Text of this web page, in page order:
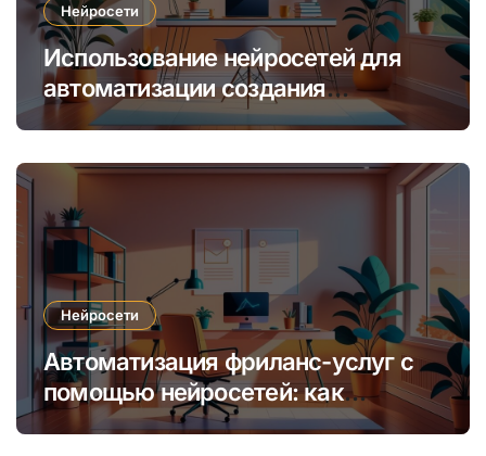
Нейросети
Использование нейросетей для
автоматизации создания
уникальных интернет-курсов и
Нейросети
Автоматизация фриланс-услуг с
помощью нейросетей: как
увеличить доход и сократить